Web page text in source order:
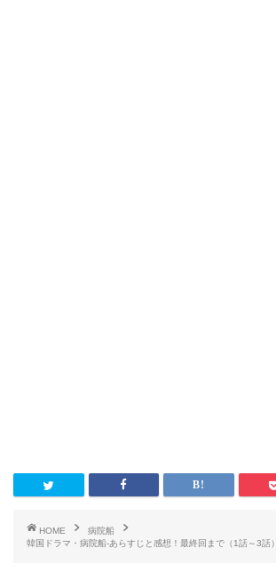
HOME
病院船
韓国ドラマ・病院船-あらすじと感想！最終回まで（1話～3話）